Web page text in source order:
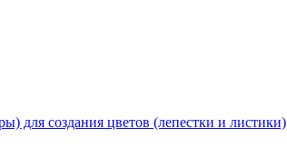
для создания цветов (лепестки и листики)